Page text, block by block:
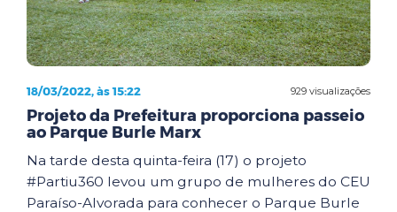
929 visualizações
18/03/2022, às 15:22
Projeto da Prefeitura proporciona passeio
ao Parque Burle Marx
Na tarde desta quinta-feira (17) o projeto
#Partiu360 levou um grupo de mulheres do CEU
Paraíso-Alvorada para conhecer o Parque Burle